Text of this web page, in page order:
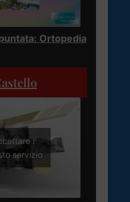
Ortopedia
i
servizio